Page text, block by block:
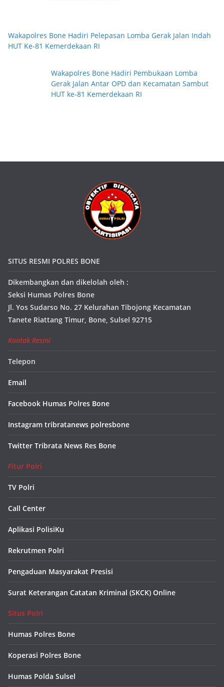
Wakapolres Bone Hadiri Pelepasan Lomba Gerak Jalan Indah
HUT Ke-81 Kemerdekaan RI
Wakapolres Bone Hadiri Pembukaan Lomba
Gerak Jalan Antar OPD dan Kecamatan Sambut
HUT ke-81 Kemerdekaan RI
SITUS RESMI POLRES BONE
Dikembangkan dan dikelolah oleh :
Seksi Humas Polres Bone
Jl. Yos Sudarso No. 27 Kelurahan Tibojong Kecamatan
Tanete Riattang Timur, Bone, Sulsel 92715
Kontak Resmi
Telepon
Email
Facebook Humas Polres Bone
Instagram tribratanews polresbone
Twitter Tribrata News Res Bone
Fitur Polri
TV Polri
Call Center
Aplikasi PolisiKu
Rekrutmen Polri
Pengaduan Masyarakat Presisi
Surat Keterangan Catatan Kriminal (SKCK) Online
Situs Polri
Humas Polres Bone
Koperasi Polres Bone
Humas Polda Sulsel